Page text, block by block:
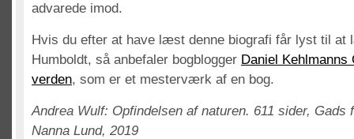
advarede imod.
Hvis du efter at have læst denne biografi får lyst til at
Humboldt, så anbefaler bogblogger Daniel Kehlmanns
verden, som er et mesterværk af en bog.
Andrea Wulf: Opfindelsen af naturen. 611 sider, Gads
Nanna Lund, 2019